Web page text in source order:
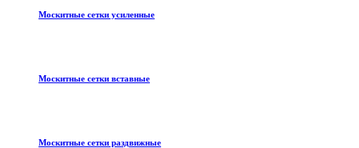
Москитные сетки усиленные
Москитные сетки вставные
Москитные сетки раздвижные